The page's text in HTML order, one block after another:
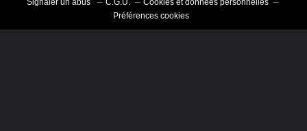
Signaler un abus C.G.U.
Cookies et données personnelles
Préférences cookies